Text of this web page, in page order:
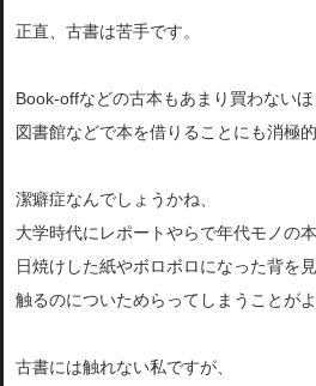
正直、古書は苦手です。
Book-offなどの古本もあまり買わないほ
図書館などで本を借りることにも消極的
潔癖症なんでしょうかね、
大学時代にレポートやらで年代モノの
日焼けした紙やボロボロになった背を
触るのについためらってしまうことが
古書には触れない私ですが、